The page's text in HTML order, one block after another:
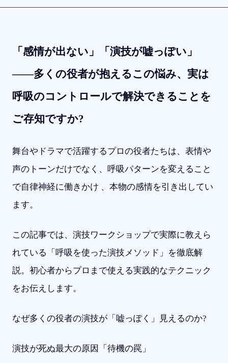
「感情が出ない」「演技が嘘っぽい」
――多くの役者が抱えるこの悩み、実は
呼吸のコントロールで解決できることを
ご存知ですか?
舞台やドラマで活躍するプロの役者たちは、表情や
声のトーンだけでなく、呼吸パターンを変えること
で自律神経に働きかけ 、本物の感情を引き出してい
ます。
この記事では、演技ワークショップで実際に教えら
れている「呼吸を使った演技メソッド」を徹底解
説。初心者からプロまで使える実践的なテクニック
をお伝えします。
なぜ多くの役者の演技が「嘘っぽく」見えるのか?
演技が死ぬ最大の原因「待機の罠」